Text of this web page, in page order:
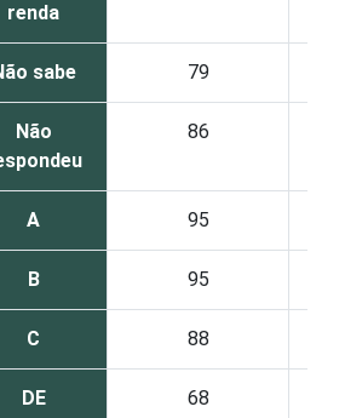
renda
sabe 79
Não
86
A 95
B 95
C 88
DE 68